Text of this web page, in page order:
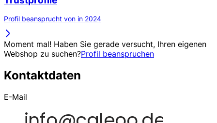
Profil beansprucht von in 2024
Moment mal! Haben Sie gerade versucht, Ihren eigenen
Webshop zu suchen?Profil beanspruchen
Kontaktdaten
E-Mail